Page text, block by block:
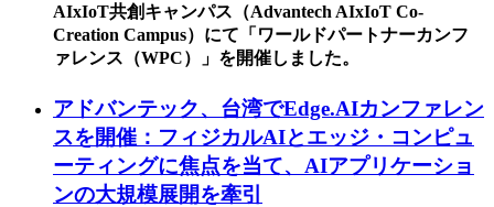
AIxIoT共創キャンパス（Advantech AIxIoT Co-
Creation Campus）にて「ワールドパートナーカンフ
ァレンス（WPC）」を開催しました。
アドバンテック、台湾でEdge.AIカンファレン
スを開催：フィジカルAIとエッジ・コンピュ
ーティングに焦点を当て、AIアプリケーショ
ンの大規模展開を牽引